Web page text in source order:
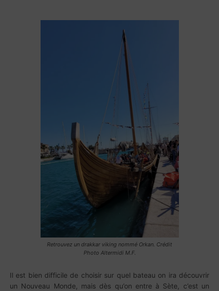
Retrouvez un drakkar viking nommé Orkan. Crédit
Photo Altermidi M.F.
Il est bien difficile de choisir sur quel bateau on ira découvrir
un Nouveau Monde, mais dès qu’on entre à Sète, c’est un